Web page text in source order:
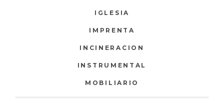
IGLESIA
IMPRENTA
INCINERACION
INSTRUMENTAL
MOBILIARIO